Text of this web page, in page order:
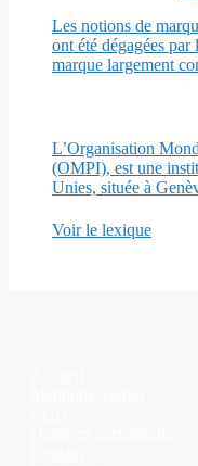
Les notions de
ont été dégagées
marque largement
L’Organisation
(OMPI), est une
Unies, située à
Voir le lexique